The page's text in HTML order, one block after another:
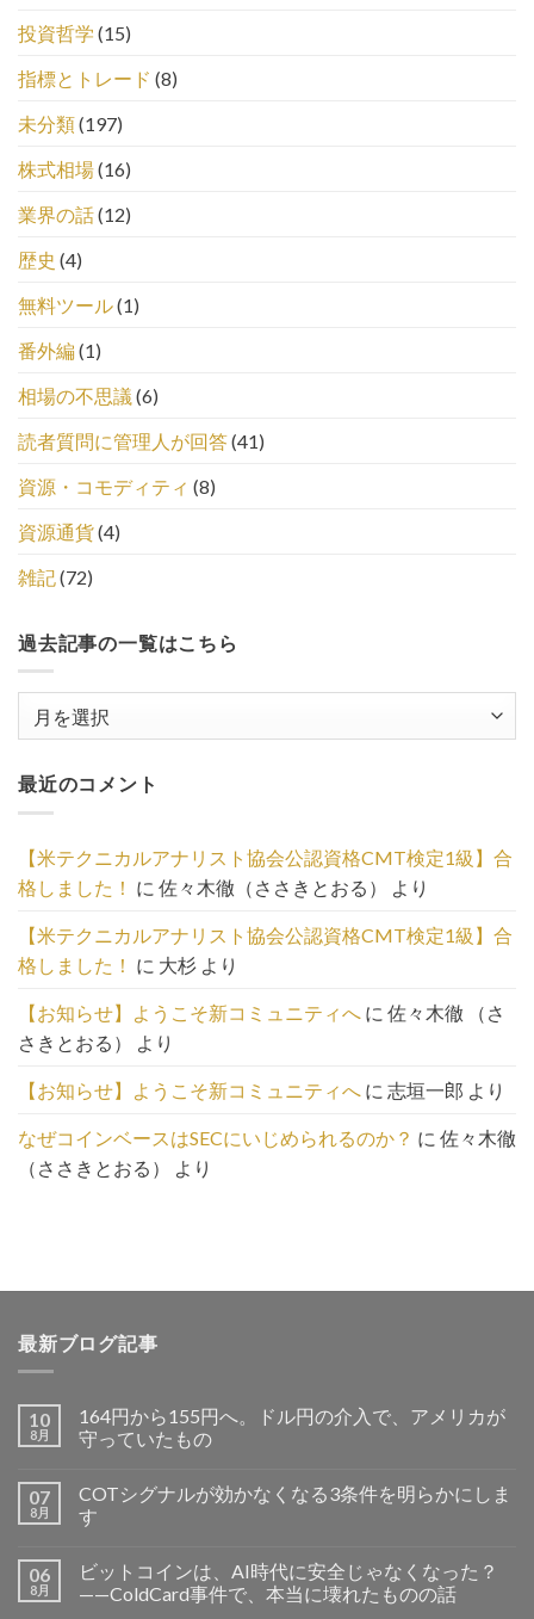
投資哲学 (15)
指標とトレード (8)
未分類(197)
株式相場(16)
業界の話(12)
歴史 (4)
無料ツール(1)
番外編(1)
相場の不思議 (6)
読者質問に管理人が回答(41)
資源・コモディティ (8)
資源通貨(4)
雑記 (72)
過去記事の一覧はこちら
事
の
覧
は
こ
ち
ら
最近のコメント
【米テクニカルアナリスト協会公認資格CMT検定1級】合
格しました！ に 佐々木徹（ささきとおる） より
【米テクニカルアナリスト協会公認資格CMT検定1級】合
格しました！ に 大杉 より
【お知らせ】ようこそ新コミュニティへ に 佐々木徹 （さ
さきとおる）
より
【お知らせ】ようこそ新コミュニティへ に 志垣一郎 より
なぜコインベースはSECにいじめられるのか？ に 佐々木徹
（ささきとおる）
より
最新ブログ記事
10
8月
164円から155円へ。ドル円の介入で、アメリカが
守っていたもの
07
8月
COTシグナルが効かなくなる3条件を明らかにしま
す
06
8月
ビットコインは、AI時代に安全じゃなくなった？
——ColdCard事件で、本当に壊れたものの話